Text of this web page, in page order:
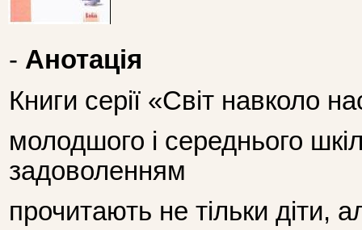
- Анотація
Книги серії «Світ навколо
молодшого і середнього
задоволенням
прочитають не тільки діти,